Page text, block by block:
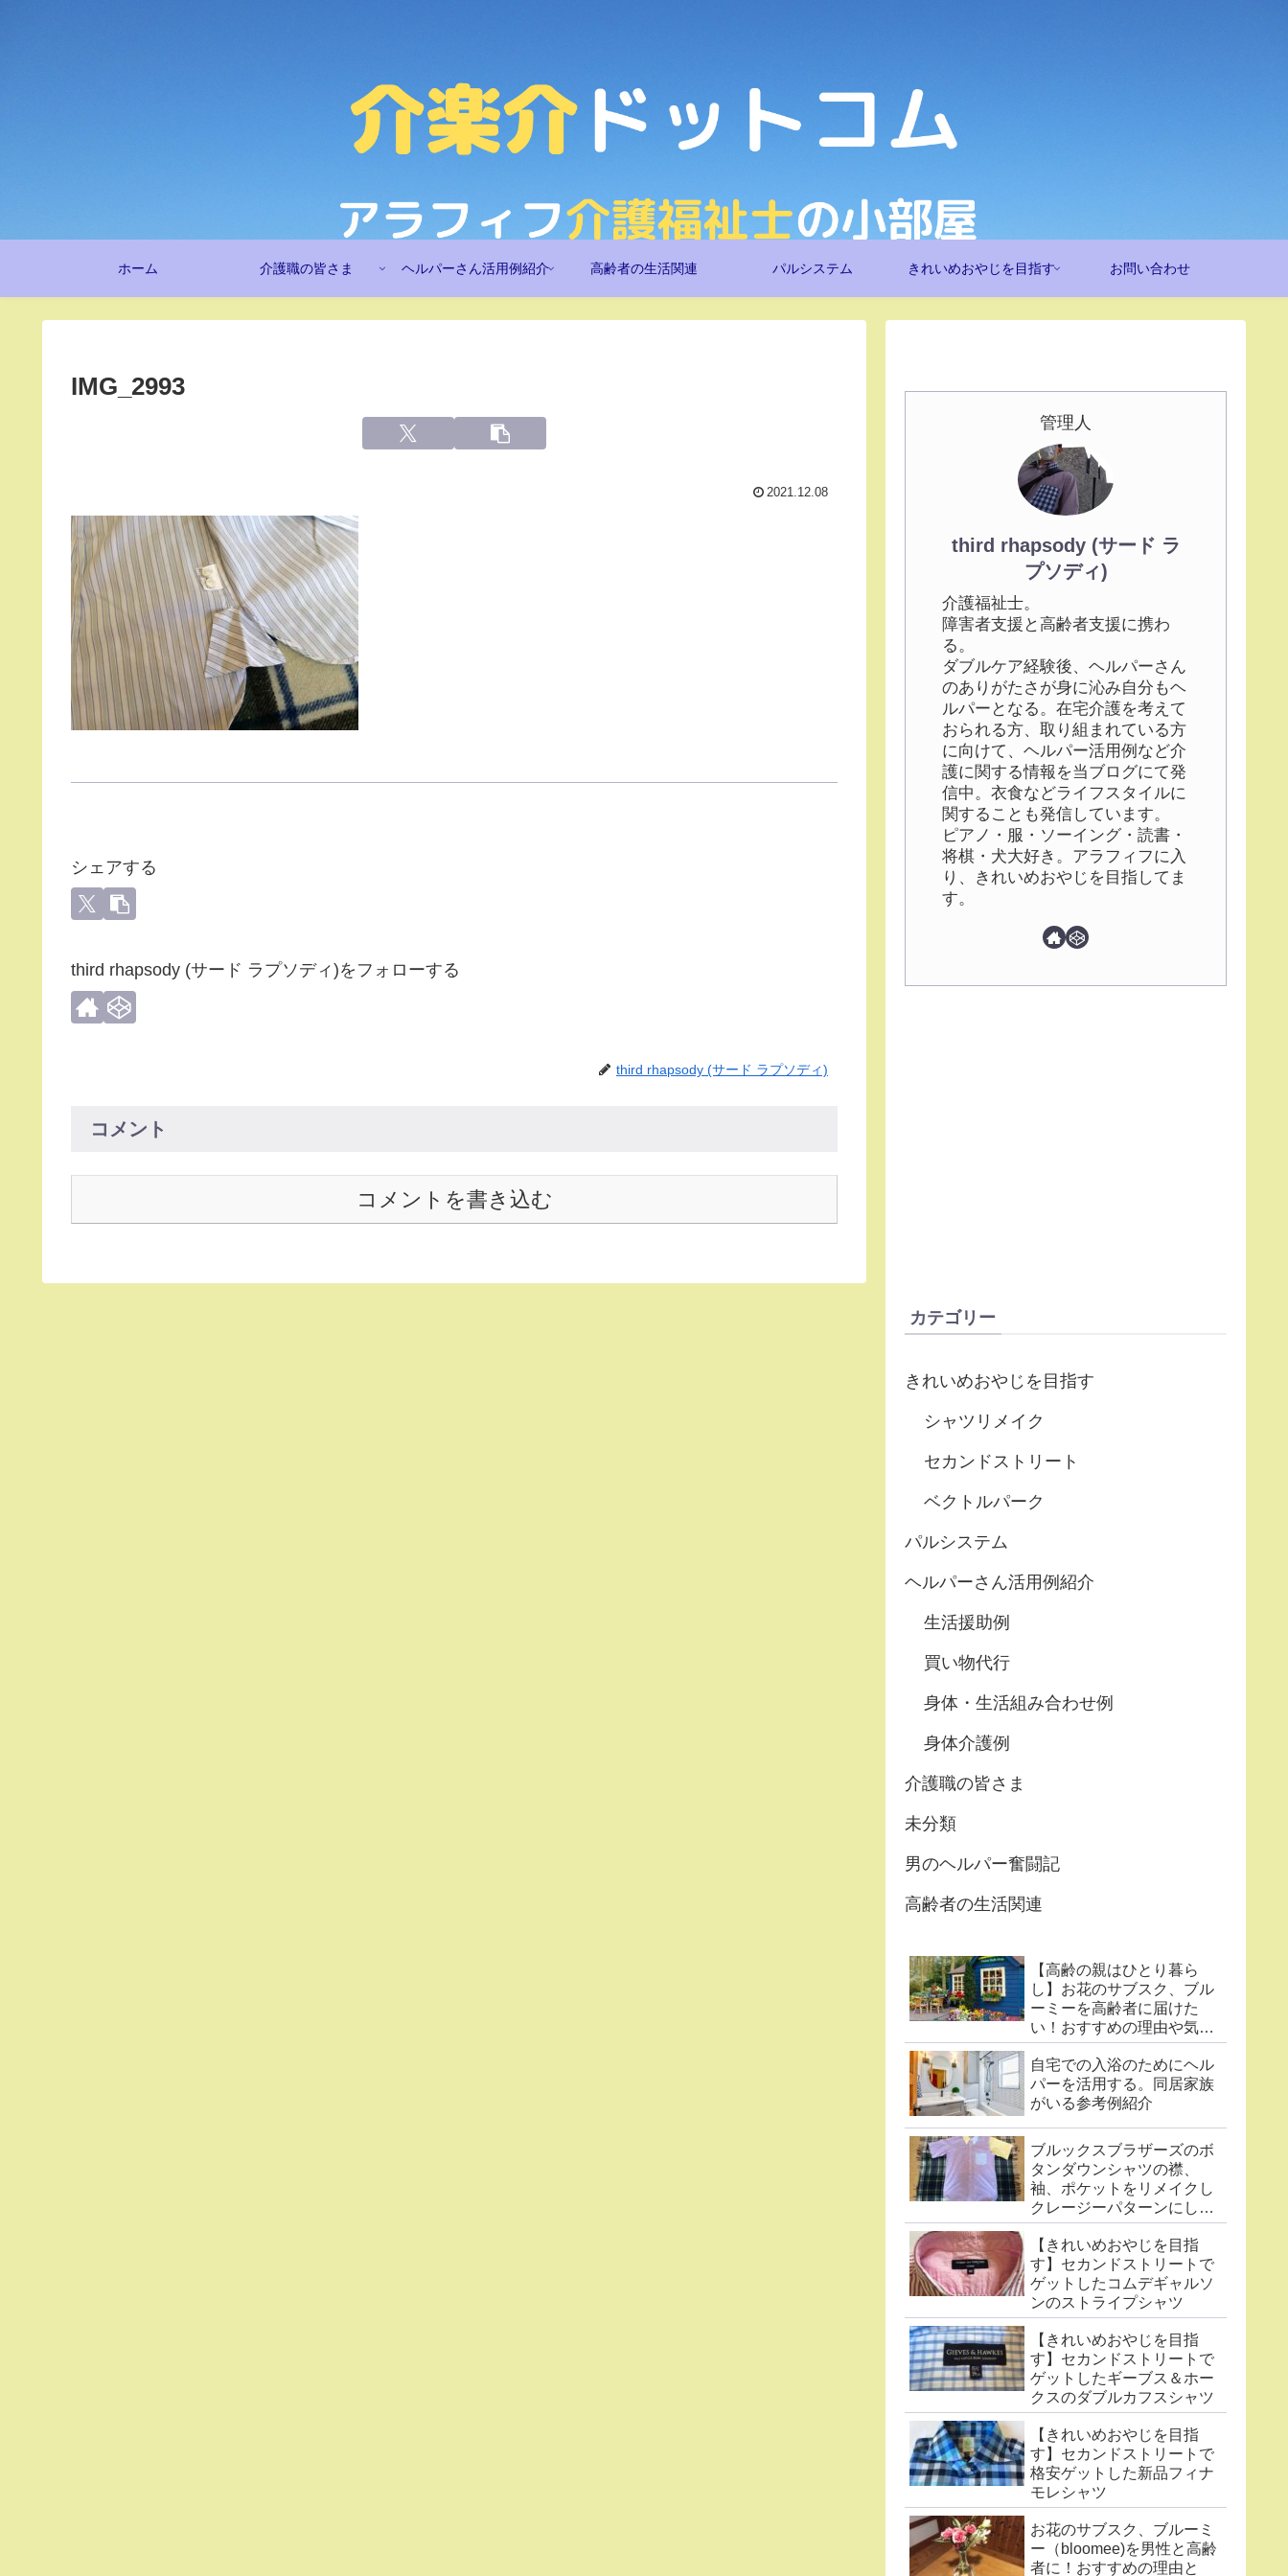
ホーム 介護職の皆さま ヘルパーさん活用例紹介 高齢者の生活関連 パルシステム きれいめおやじを目指す お問い合わせ
IMG_2993
2021.12.08
シェアする
third rhapsody (サード ラプソディ)をフォローする
third rhapsody (サード ラプソディ)
コメント
コメントを書き込む
管理人
third rhapsody (サード ラ
プソディ)
介護福祉士。
障害者支援と高齢者支援に携わ
る。
ダブルケア経験後、ヘルパーさん
のありがたさが身に沁み自分もヘ
ルパーとなる。在宅介護を考えて
おられる方、取り組まれている方
に向けて、ヘルパー活用例など介
護に関する情報を当ブログにて発
信中。衣食などライフスタイルに
関することも発信しています。
ピアノ・服・ソーイング・読書・
将棋・犬大好き。アラフィフに入
り、きれいめおやじを目指してま
す。
カテゴリー
きれいめおやじを目指す
シャツリメイク
セカンドストリート
ベクトルパーク
パルシステム
ヘルパーさん活用例紹介
生活援助例
買い物代行
身体・生活組み合わせ例
身体介護例
介護職の皆さま
未分類
男のヘルパー奮闘記
高齢者の生活関連
【高齢の親はひとり暮ら
し】お花のサブスク、ブル
ーミーを高齢者に届けた
い！おすすめの理由や気に
なる点まとめ
自宅での入浴のためにヘル
パーを活用する。同居家族
がいる参考例紹介
ブルックスブラザーズのボ
タンダウンシャツの襟、
袖、ポケットをリメイクし
クレージーパターンにした
件
【きれいめおやじを目指
す】セカンドストリートで
ゲットしたコムデギャルソ
ンのストライプシャツ
【きれいめおやじを目指
す】セカンドストリートで
ゲットしたギーブス＆ホー
クスのダブルカフスシャツ
【きれいめおやじを目指
す】セカンドストリートで
格安ゲットした新品フィナ
モレシャツ
お花のサブスク、ブルーミ
ー（bloomee)を男性と高齢
者に！おすすめの理由と